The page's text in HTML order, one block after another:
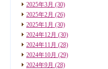
2025年3月 (30)
2025年2月 (26)
2025年1月 (30)
2024年12月 (30)
2024年11月 (28)
2024年10月 (29)
2024年9月 (28)